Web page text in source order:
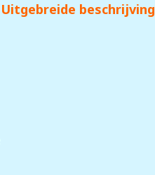
Uitgebreide beschrijving